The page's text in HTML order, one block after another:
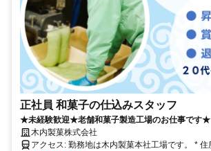
正社員 和菓子の仕込みスタッフ
★未経験歓迎★老舗和菓子製造工場のお仕事です★
木内製菓株式会社
アクセス: 勤務地は木内製菓本社工場です。 * 住所：茨城県神栖市息